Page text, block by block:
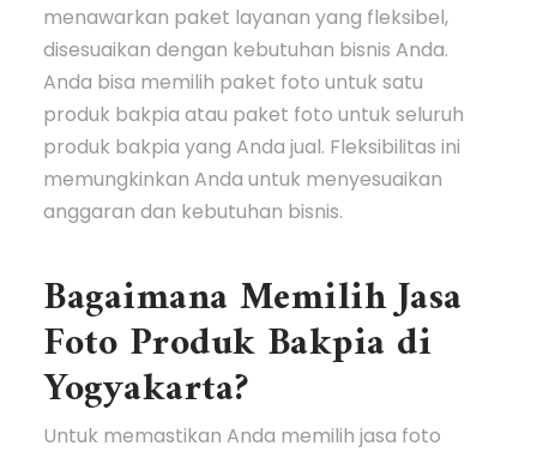
menawarkan paket layanan yang fleksibel,
disesuaikan dengan kebutuhan bisnis Anda.
Anda bisa memilih paket foto untuk satu
produk bakpia atau paket foto untuk seluruh
produk bakpia yang Anda jual. Fleksibilitas ini
memungkinkan Anda untuk menyesuaikan
anggaran dan kebutuhan bisnis.
Bagaimana Memilih Jasa
Foto Produk Bakpia di
Yogyakarta?
Untuk memastikan Anda memilih jasa foto